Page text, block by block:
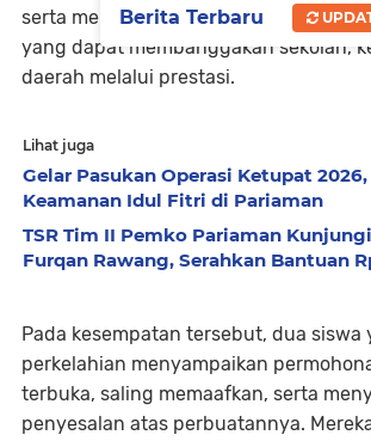
serta mengalihkan energi ke
yang dapat membanggakan sekolah,
daerah melalui prestasi.
Lihat juga
Gelar Pasukan Operasi Ketupat
Keamanan Idul Fitri di Pariaman
TSR Tim II Pemko Pariaman
Furqan Rawang, Serahkan Bantuan
Pada kesempatan tersebut, dua
perkelahian menyampaikan
terbuka, saling memaafkan, serta
penyesalan atas perbuatannya.
Berita Terbaru